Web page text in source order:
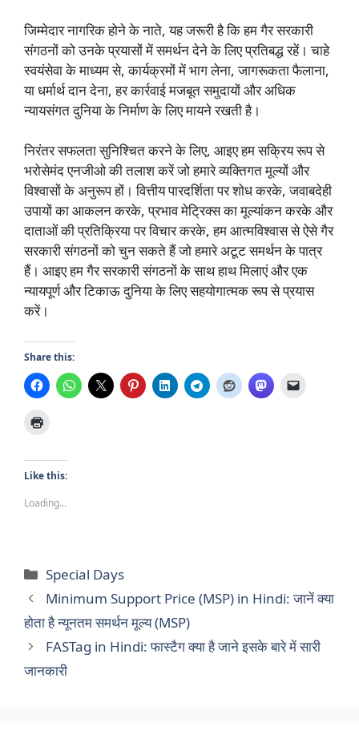
जिम्मेदार नागरिक होने के नाते, यह जरूरी है कि हम गैर सरकारी
संगठनों को उनके प्रयासों में समर्थन देने के लिए प्रतिबद्ध रहें। चाहे
स्वयंसेवा के माध्यम से, कार्यक्रमों में भाग लेना, जागरूकता फैलाना,
या धर्मार्थ दान देना, हर कार्रवाई मजबूत समुदायों और अधिक
न्यायसंगत दुनिया के निर्माण के लिए मायने रखती है।
निरंतर सफलता सुनिश्चित करने के लिए, आइए हम सक्रिय रूप से
भरोसेमंद एनजीओ की तलाश करें जो हमारे व्यक्तिगत मूल्यों और
विश्वासों के अनुरूप हों। वित्तीय पारदर्शिता पर शोध करके, जवाबदेही
उपायों का आकलन करके, प्रभाव मेट्रिक्स का मूल्यांकन करके और
दाताओं की प्रतिक्रिया पर विचार करके, हम आत्मविश्वास से ऐसे गैर
सरकारी संगठनों को चुन सकते हैं जो हमारे अटूट समर्थन के पात्र
हैं। आइए हम गैर सरकारी संगठनों के साथ हाथ मिलाएं और एक
न्यायपूर्ण और टिकाऊ दुनिया के लिए सहयोगात्मक रूप से प्रयास
करें।
Share this:
Like this:
Loading...
Categories
Special Days
Minimum Support Price (MSP) in Hindi: जानें क्या
होता है न्यूनतम समर्थन मूल्य (MSP)
FASTag in Hindi: फास्टैग क्या है जाने इसके बारे में सारी
जानकारी